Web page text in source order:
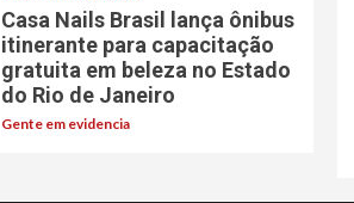
Casa Nails Brasil lança ônibus
itinerante para capacitação
gratuita em beleza no Estado
do Rio de Janeiro
Gente em evidencia